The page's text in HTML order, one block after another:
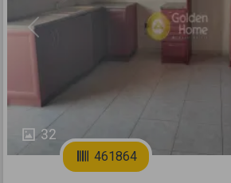
32
Previous
461864